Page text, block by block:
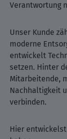
Verantwortung
Unser Kunde
moderne
entwickelt
setzen. Hinter
Mitarbeitende,
Nachhaltigkeit
verbinden.
Hier